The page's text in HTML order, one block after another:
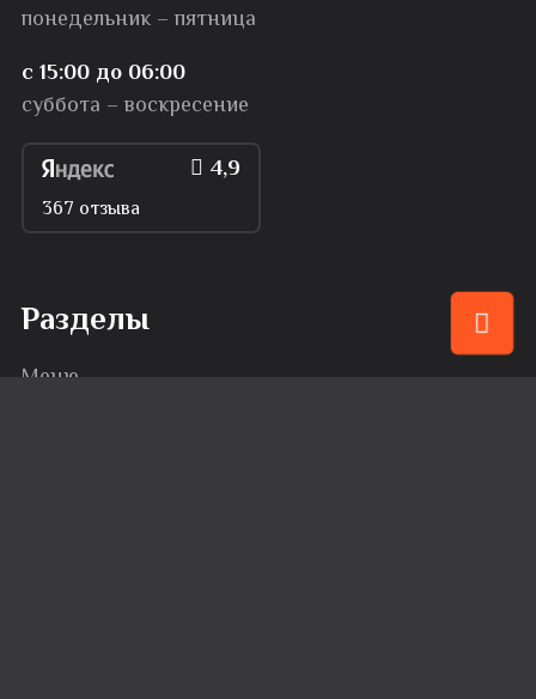
понедельник – пятница
с 15:00 до 06:00
суббота – воскресение
4,9
367 отзыва
Разделы
Меню